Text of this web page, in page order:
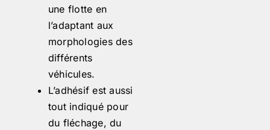
une flotte en
l’adaptant aux
morphologies des
différents
véhicules.
L’adhésif est aussi
tout indiqué pour
du fléchage, du